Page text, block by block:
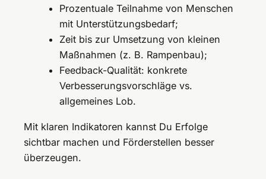
Prozentuale Teilnahme von Menschen
mit Unterstützungsbedarf;
Zeit bis zur Umsetzung von kleinen
Maßnahmen (z. B. Rampenbau);
Feedback-Qualität: konkrete
Verbesserungsvorschläge vs.
allgemeines Lob.
Mit klaren Indikatoren kannst Du Erfolge
sichtbar machen und Förderstellen besser
überzeugen.